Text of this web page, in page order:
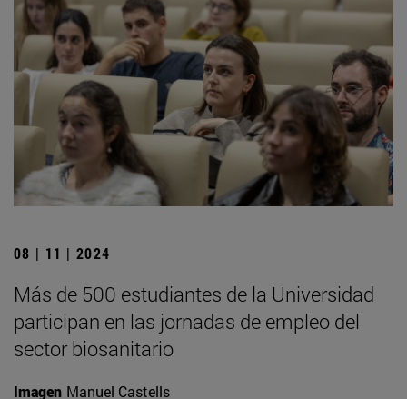
08 | 11 | 2024
Más de 500 estudiantes de la Universidad
participan en las jornadas de empleo del
sector biosanitario
Imagen Manuel Castells